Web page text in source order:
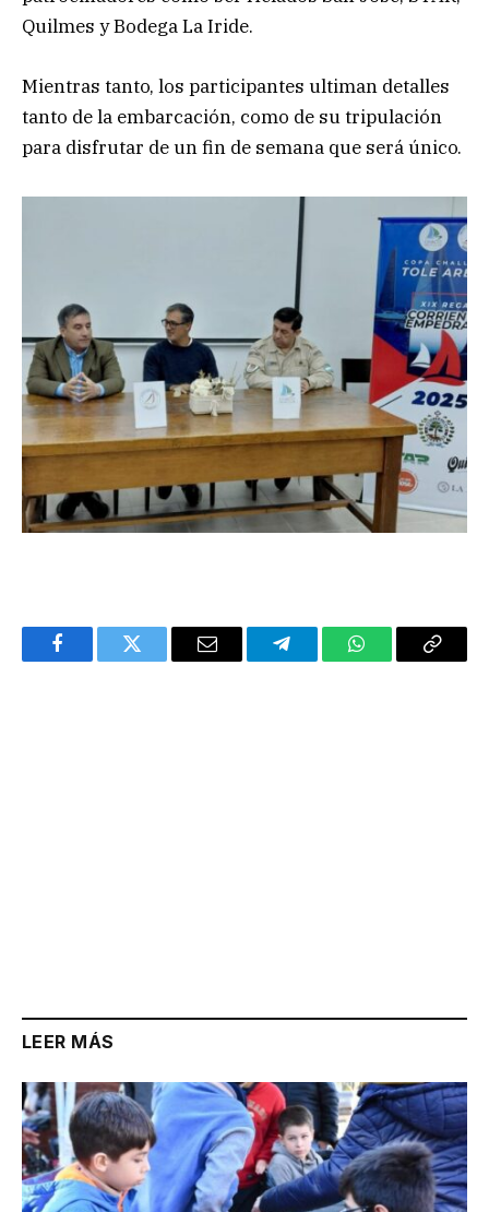
Quilmes y Bodega La Iride.
Mientras tanto, los participantes ultiman detalles
tanto de la embarcación, como de su tripulación
para disfrutar de un fin de semana que será único.
FacebookTwitter Email TelegramWhatsAppCopy
LEER MÁS